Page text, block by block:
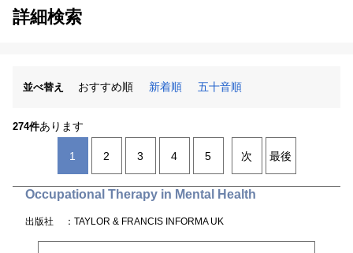
詳細検索
並べ替え おすすめ順 新着順 五十音順
274件あります
1 2 3 4 5 次 最後
Occupational Therapy in Mental Health
出版社 ：TAYLOR & FRANCIS INFORMA UK